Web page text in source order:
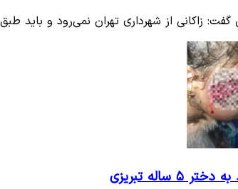
زاکانی از شهرداری تهران نمی‌رود و باید
ساله تبریزی